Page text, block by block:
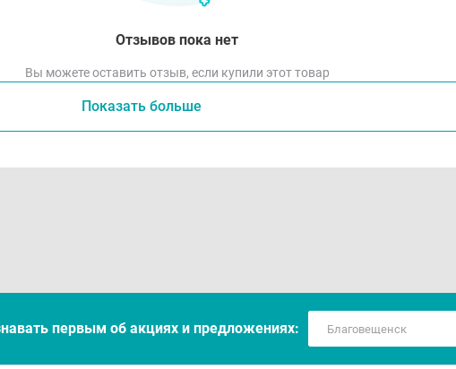
Отзывов пока нет
Вы можете оставить отзыв, если купили этот товар
Показать больше
первым об акцияx и предложениях: